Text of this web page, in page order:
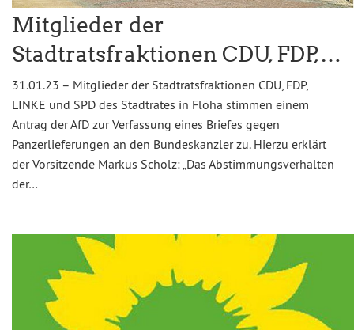
Mitglieder der
Stadtratsfraktionen CDU, FDP,…
31.01.23 – Mitglieder der Stadtratsfraktionen CDU, FDP,
LINKE und SPD des Stadtrates in Flöha stimmen einem
Antrag der AfD zur Verfassung eines Briefes gegen
Panzerlieferungen an den Bundeskanzler zu. Hierzu erklärt
der Vorsitzende Markus Scholz: „Das Abstimmungsverhalten
der…